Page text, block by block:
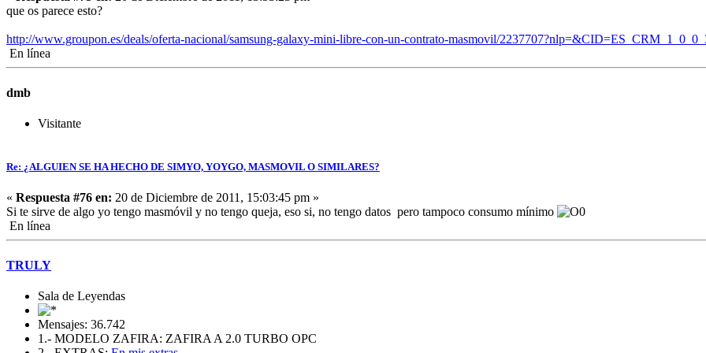
que os parece esto?
http://www.groupon.es/deals/oferta-nacional/samsung-galaxy-mini-libre-con-un-contrato-masmovil/
En línea
dmb
Visitante
Re: ¿ALGUIEN SE HA HECHO DE SIMYO, YOYGO, MASMOVIL O SIMILARES?
« Respuesta #76 en: 20 de Diciembre de 2011, 15:03:45 pm »
Si te sirve de algo yo tengo masmóvil y no tengo queja, eso si, no tengo datos pero tampoco consumo mínimo
En línea
TRULY
Sala de Leyendas
Mensajes: 36.742
1.- MODELO ZAFIRA: ZAFIRA A 2.0 TURBO OPC